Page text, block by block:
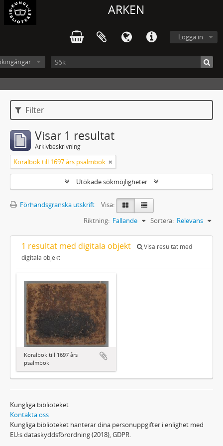
ARKEN
Logga in
Filter
Visar 1 resultat
Arkivbeskrivning
Koralbok till 1697 års psalmbok
Utökade sökmöjligheter
Förhandsgranska utskrift
Visa:
Sortera: Relevans
Riktning: Fallande
1 resultat med digitala objekt
Visa resultat med
digitala objekt
Koralbok till 1697 års
psalmbok
Kungliga biblioteket
Kontakta oss
Kungliga biblioteket hanterar dina personuppgifter i enlighet med
EU:s dataskyddsförordning (2018), GDPR.